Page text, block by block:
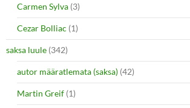
Carmen Sylva (3)
Cezar Bolliac (1)
saksa luule (342)
autor määratlemata (saksa) (42)
Martin Greif (1)